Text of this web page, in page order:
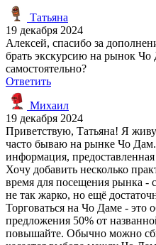
Татьяна
19 декабря 2024
Алексей, спасибо за
брать экскурсию на рынок
самостоятельно?
Ответить
Михаил
19 декабря 2024
Приветствую, Татьяна! Я
часто бываю на рынке Чо
информация,
Хочу добавить несколько
время для посещения рынка -
не так жарко, но ещё
Торговаться на Чо Даме - это
предложения 50% от
повышайте. Обычно можно